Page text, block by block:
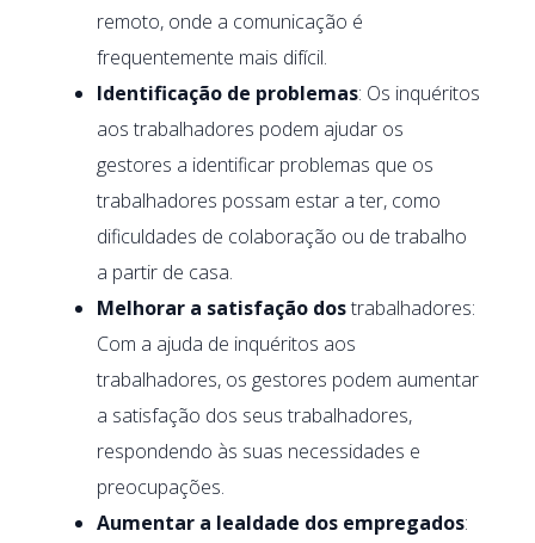
remoto, onde a comunicação é
frequentemente mais difícil.
Identificação de problemas: Os inquéritos
aos trabalhadores podem ajudar os
gestores a identificar problemas que os
trabalhadores possam estar a ter, como
dificuldades de colaboração ou de trabalho
a partir de casa.
Melhorar a satisfação dostrabalhadores:
Com a ajuda de inquéritos aos
trabalhadores, os gestores podem aumentar
a satisfação dos seus trabalhadores,
respondendo às suas necessidades e
preocupações.
Aumentar a lealdade dos empregados: